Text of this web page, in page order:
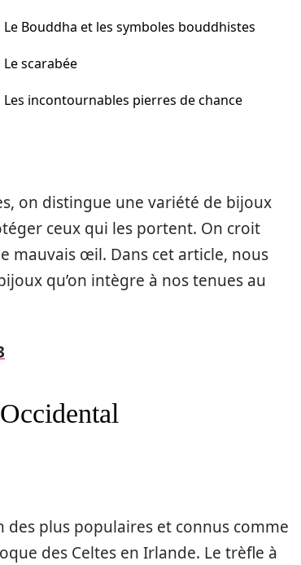
Le Bouddha et les symboles bouddhistes
Le scarabée
Les incontournables pierres de chance
on distingue une variété de bijoux
ceux qui les portent. On croit
mauvais œil. Dans cet article, nous
qu’on intègre à nos tenues au
des plus populaires et connus comme
des Celtes en Irlande. Le trèfle à